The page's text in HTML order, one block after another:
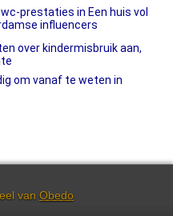
prestaties in Een huis vol
influencers
over kindermisbruik aan,
om vanaf te weten in
van Obedo